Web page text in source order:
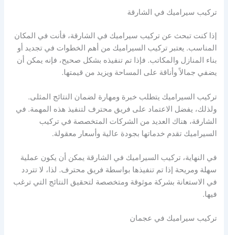
تركيب سيراميك في الشارقة
إذا كنت تبحث عن تركيب سيراميك في الشارقة، فأنت في المكان
المناسب. يعتبر تركيب السيراميك من أهم الخطوات في تجديد أو
بناء المنازل والمكاتب. فإذا تم تنفيذه بشكل صحيح، فإنه يمكن أن
يضفي جمالاً وأناقة على المساحة ويزيد من قيمتها.
تركيب السيراميك يتطلب خبرة ومهارة لضمان النتائج المثلى.
ولذلك، يفضل الاعتماد على فريق محترف لتنفيذ هذه المهمة. في
الشارقة، هناك العديد من الشركات المتخصصة في تركيب
السيراميك تقدم خدماتها بجودة عالية وأسعار معقولة.
في النهاية، تركيب السيراميك في الشارقة يمكن أن يكون عملية
سهلة ومريحة إذا تم تنفيذها بواسطة فريق محترف. لذا، لا تتردد
في الاستعانة بشركة موثوقة ومتخصصة لتحقيق النتائج التي ترغب
فيها.
تركيب سيراميك في عجمان